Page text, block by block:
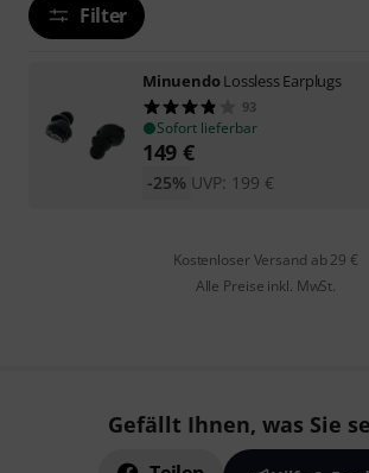
Filter
MinuendoLossless Earplugs
93
Sofort lieferbar
149 €
UVP: 199 €
-25%
Kostenloser Versand ab 29 €
Alle Preise inkl. MwSt.
Gefällt Ihnen, was Sie